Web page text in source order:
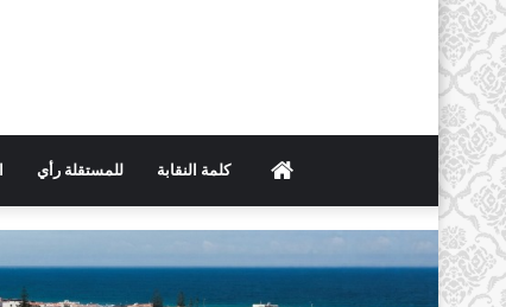
الرئيسيةكلمة النقابة للمستقلة رأي